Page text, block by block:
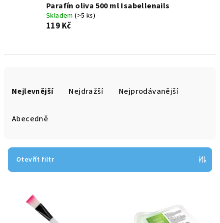
Parafín oliva 500 ml Isabellenails
Skladem(>5 ks)
119 Kč
r
Nejlevnější Nejdražší Nejprodávanější
Abecedně
Otevřít filtr